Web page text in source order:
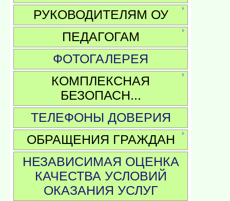
РУКОВОДИТЕЛЯМ ОУ
ПЕДАГОГАМ
ФОТОГАЛЕРЕЯ
КОМПЛЕКСНАЯ
БЕЗОПАСН...
ТЕЛЕФОНЫ ДОВЕРИЯ
ОБРАЩЕНИЯ ГРАЖДАН
НЕЗАВИСИМАЯ ОЦЕНКА
КАЧЕСТВА УСЛОВИЙ
ОКАЗАНИЯ УСЛУГ